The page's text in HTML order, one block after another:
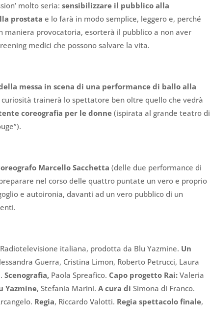
molto seria:sensibilizzare il pubblico alla
prostata e lo farà in modo semplice, leggero e, perché
maniera provocatoria, esorterà il pubblico a non aver
medici che possono salvare la vita.
messa in scena di una performance di ballo alla
curiosità trainerà lo spettatore ben oltre quello che vedrà
coreografia per le donne (ispirata al grande teatro di
Marcello Sacchetta (delle due performance di
nel corso delle quattro puntate un vero e proprio
e autoironia, davanti ad un vero pubblico di un
italiana, prodotta da Blu Yazmine. Un
Guerra, Cristina Limon, Roberto Petrucci, Laura
Scenografia, Paola Spreafico. Capo progetto Rai: Valeria
Yazmine, Stefania Marini.A cura di Simona di Franco.
Regia, Riccardo Valotti. Regia spettacolo finale,